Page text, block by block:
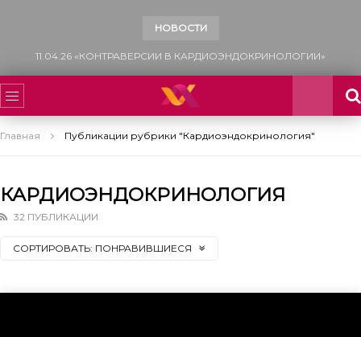
НОВОСТИ
Главная Публикации рубрики "Кардиоэндокринология"
КАРДИОЭНДОКРИНОЛОГИЯ
32 ПУБЛИКАЦИИ
СОРТИРОВАТЬ: ПОНРАВИВШИЕСЯ